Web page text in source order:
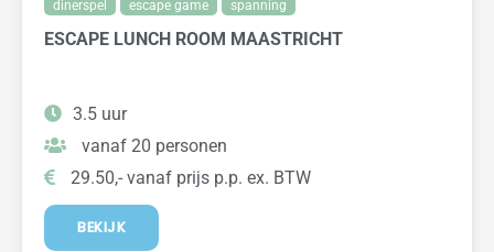
dinerspel escape game spanning
ESCAPE LUNCH ROOM MAASTRICHT
3.5 uur
vanaf 20 personen
29.50,- vanaf prijs p.p. ex. BTW
BEKIJK